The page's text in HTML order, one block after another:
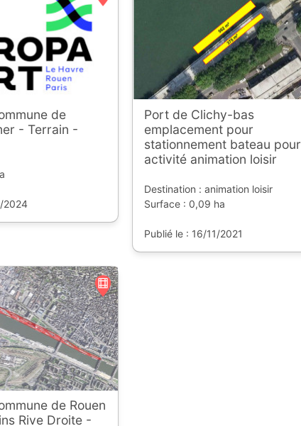
de
- Terrain -
2024
Port de Clichy-bas
emplacement pour
stationnement bateau pour
activité animation loisir
Destination : animation loisir
Surface : 0,09 ha
Publié le : 16/11/2021
de Rouen
Rive Droite -